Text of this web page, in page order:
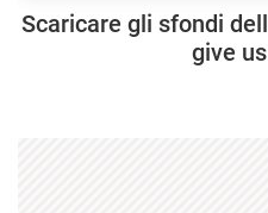
Scaricare gli sfondi
give